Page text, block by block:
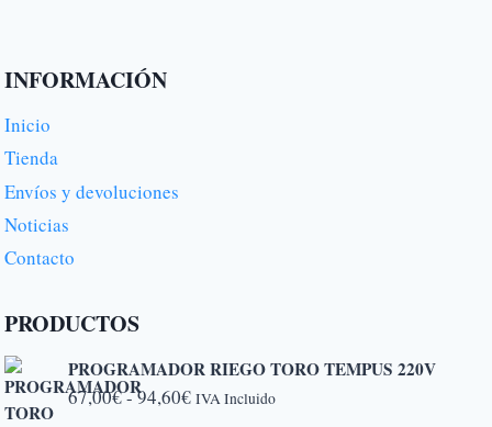
INFORMACIÓN
Inicio
Tienda
Envíos y devoluciones
Noticias
Contacto
PRODUCTOS
PROGRAMADOR RIEGO TORO TEMPUS 220V
67,00€-94,60€Rango
IVA Incluido